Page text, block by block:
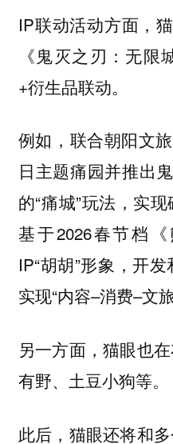
IP联动活动方面，
《鬼灭之刃：无
+衍生品联动。
例如，联合朝阳文
日主题痛园并推出
的“痛城”玩法，实
基于2026春节档
IP“胡胡”形象，开
实现“内容–消费–文
另一方面，猫眼也
有野、土豆小狗等。
此后，猫眼还将和